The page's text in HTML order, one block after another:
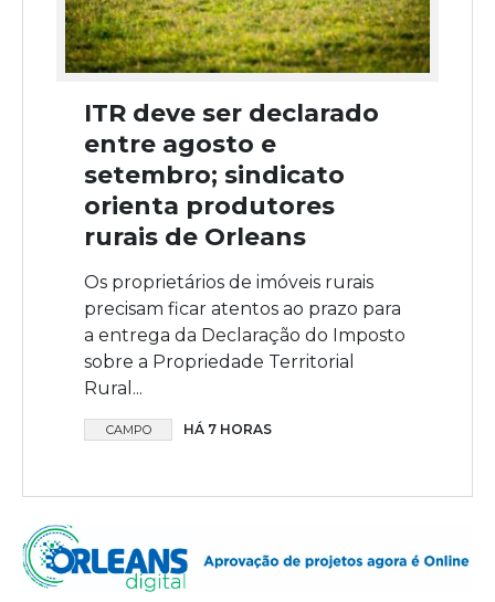
ITR deve ser declarado
entre agosto e
setembro; sindicato
orienta produtores
rurais de Orleans
Os proprietários de imóveis rurais
precisam ficar atentos ao prazo para
a entrega da Declaração do Imposto
sobre a Propriedade Territorial
Rural...
CAMPO HÁ 7 HORAS